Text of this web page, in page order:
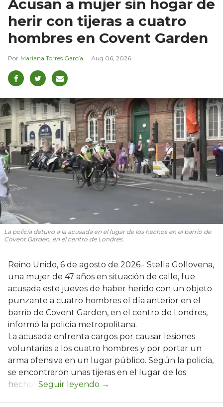
Acusan a mujer sin hogar de
herir con tijeras a cuatro
hombres en Covent Garden
Mariana Torres García Aug 06, 2026
La policía detuvo a la acusada en el lugar de los hechos en el barrio de
Covent Garden, en el centro de Londres.
Reino Unido, 6 de agosto de 2026.- Stella Gollovena,
una mujer de 47 años en situación de calle, fue
acusada este jueves de haber herido con un objeto
punzante a cuatro hombres el día anterior en el
barrio de Covent Garden, en el centro de Londres,
informó la policía metropolitana.
La acusada enfrenta cargos por causar lesiones
voluntarias a los cuatro hombres y por portar un
arma ofensiva en un lugar público. Según la policía,
se encontraron unas tijeras en el lugar de los
hechos.